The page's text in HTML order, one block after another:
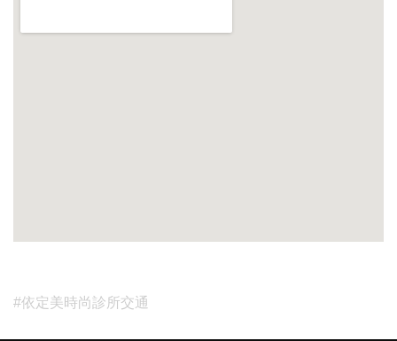
#依定美時尚診所交通